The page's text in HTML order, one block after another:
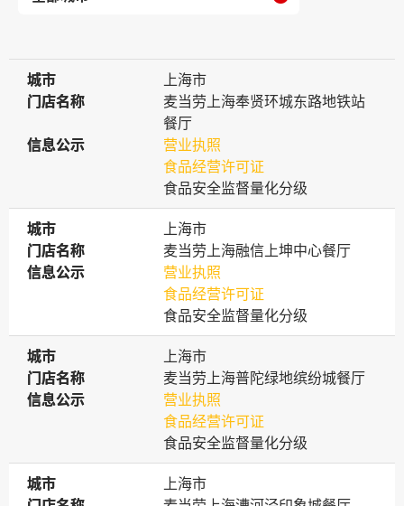
城市
城市
上海市
门店名称
门店名称
麦当劳上海奉贤环城东路地铁站
餐厅
信息公示
信息公示
营业执照
食品经营许可证
食品安全监督量化分级
城市
城市
上海市
门店名称
门店名称
麦当劳上海融信上坤中心餐厅
信息公示
信息公示
营业执照
食品经营许可证
食品安全监督量化分级
城市
城市
上海市
门店名称
门店名称
麦当劳上海普陀绿地缤纷城餐厅
信息公示
信息公示
营业执照
食品经营许可证
食品安全监督量化分级
城市
城市
上海市